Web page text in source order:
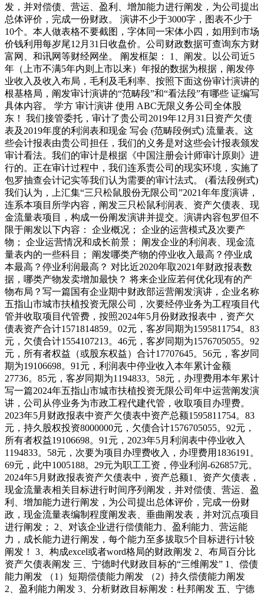
发，并对偿债、营运、盈利、增加能力进行阐发，为公司提出
总体评价，完成一份财政。 演讲不少于3000字，图表不少于
10个。本人做表格不要截图，字体同一宋体小四，如用到市场
价钱利用每岁尾12月31日收盘价。公司财政数据可查询东方财
富网、和讯网等财经网坐。 阐发框架： 1、阐发。以公司近5
年（上市不满5年内则上市以来）年报的数据为根据，阐发停
业收入及收入布局，毛利及毛利率、按照下面这份审计演讲的
根基格局，阐发审计演讲的“范畴段”和“看法段”有哪些 证编写
具体内容。 学方 审计演讲 使用 ABC无限义务公司全体股
东！ 我们接管委托，审计了贵公司2019年12月31日资产欠债
表及2019年度的利润表和现金 写会 (范畴段例式) 流量表。这
些会计报表由贵公司担任，我们的义务是对这些会计报表颁发
审计看法。我们的审计是根据《中国注册会计师审计原则》进
行的。正在审计过程中，我们连系责公司的现实环境，实施了
包罗抽查会计记实等我们认为需要的审计法式。 (看法段例式)
我们认为，上汇集“三只松鼠股份无限公司”2021年年度演讲，
连系本项目所学内容，阐发三只松鼠利润表、资产欠债表、现
金流量表项目，构成一份阐发演讲并提交。演讲内容包罗但不
限于阐发以下内容： 企业概况； 企业的运营模式及次要产
物； 企业运营情况和成长前景； 阐发企业的利润表、现金流
量表内的一些科目； 阐发哪类产物的停业收入最高？停业成
本最高？停业利润最高？ 对比近2020年取2021年财政报表数
据，哪类产物发卖增加最快？ 将来企业应若何优化现有的产
物布局？写一篇国有企业期中财政部运营阐发演讲，企业名称
五指山市城市扶植投资无限公司，次要经停业务为工程项目代
管并收取项目代管费，按照2024年5月份财政报表中，资产欠
债表资产合计1571814859。02元，客岁同期为1595811754。83
元，欠债合计1554107213。46元，客岁同期为1576705055。92
元，所有者权益（或股东权益）合计17707645。56元，客岁同
期为19106698。91元，利润表中停业收入本年累计金额
27736。85元，客岁同期为1194833。58元，办理费用本年累计
写一篇2024年五指山市城市扶植投资无限公司年中运营阐发演
讲，公司从停业务为市政工程代建代管，收取项目办理费。
2023年5月财政报表中资产欠债表中资产总额1595811754。83
元，持久股权投资8000000元，欠债合计1576705055。92元，
所有者权益19106698。91元，2023年5月利润表中停业收入
1194833。58元，次要为项目办理费收入，办理费用1836191。
69元，此中1005188。29元为职工工资，停业利润-626857元。
2024年5月财政报表资产欠债表中，资产总额1、资产欠债表，
现金流量表相关目标进行时间序列阐发，并对偿债、营运、盈
利、增加能力进行阐发，为公司提出总体评价，完成一份财
政，现金流量表编制程度阐发表、垂曲阐发表，并对沉点项目
进行阐发； 2、对该企业进行偿债能力、盈利能力、营运能
力，成长能力进行阐发，每个能力至多拔取5个目标进行计较
阐发！ 3、构成excel或者word格局的财政阐发 2、布局百分比
资产欠债表阐发 三、宁德时代财政目标的“三维阐发” 1、偿债
能力阐发 （1）短期偿债能力阐发 （2）持久偿债能力阐发
2、盈利能力阐发 3、分析财政目标阐发：杜邦阐发 五、宁德